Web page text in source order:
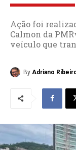
Ação foi
Calmon da
veículo que
By Adriano